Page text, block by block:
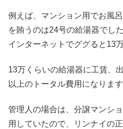
例えば、マンション用でお風
を賄うのは24号の給湯器でした
インターネットでググると13
13万くらいの給湯器に工賃、
以上のトータル費用になります
管理人の場合は、分譲マンシ
用していたので、リンナイの